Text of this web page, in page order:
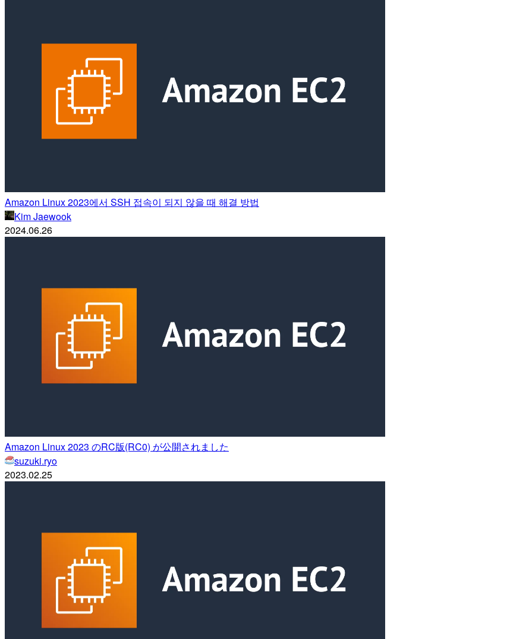
Amazon Linux 2023에서 SSH 접속이 되지 않을 때 해결 방법
Kim Jaewook
2024.06.26
Amazon Linux 2023 のRC版(RC0) が公開されました
suzuki.ryo
2023.02.25